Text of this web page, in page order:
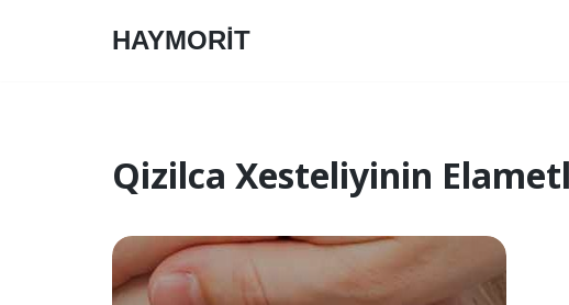
HAYMORİT
Qizilca Xesteliyinin